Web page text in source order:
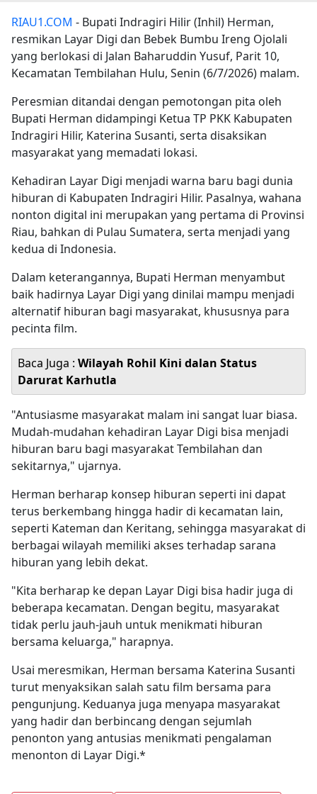
RIAU1.COM - Bupati Indragiri Hilir (Inhil) Herman,
resmikan Layar Digi dan Bebek Bumbu Ireng Ojolali
yang berlokasi di Jalan Baharuddin Yusuf, Parit 10,
Kecamatan Tembilahan Hulu, Senin (6/7/2026) malam.
Peresmian ditandai dengan pemotongan pita oleh
Bupati Herman didampingi Ketua TP PKK Kabupaten
Indragiri Hilir, Katerina Susanti, serta disaksikan
masyarakat yang memadati lokasi.
Kehadiran Layar Digi menjadi warna baru bagi dunia
hiburan di Kabupaten Indragiri Hilir. Pasalnya, wahana
nonton digital ini merupakan yang pertama di Provinsi
Riau, bahkan di Pulau Sumatera, serta menjadi yang
kedua di Indonesia.
Dalam keterangannya, Bupati Herman menyambut
baik hadirnya Layar Digi yang dinilai mampu menjadi
alternatif hiburan bagi masyarakat, khususnya para
pecinta film.
Baca Juga : Wilayah Rohil Kini dalan Status
Darurat Karhutla
"Antusiasme masyarakat malam ini sangat luar biasa.
Mudah-mudahan kehadiran Layar Digi bisa menjadi
hiburan baru bagi masyarakat Tembilahan dan
sekitarnya," ujarnya.
Herman berharap konsep hiburan seperti ini dapat
terus berkembang hingga hadir di kecamatan lain,
seperti Kateman dan Keritang, sehingga masyarakat di
berbagai wilayah memiliki akses terhadap sarana
hiburan yang lebih dekat.
"Kita berharap ke depan Layar Digi bisa hadir juga di
beberapa kecamatan. Dengan begitu, masyarakat
tidak perlu jauh-jauh untuk menikmati hiburan
bersama keluarga," harapnya.
Usai meresmikan, Herman bersama Katerina Susanti
turut menyaksikan salah satu film bersama para
pengunjung. Keduanya juga menyapa masyarakat
yang hadir dan berbincang dengan sejumlah
penonton yang antusias menikmati pengalaman
menonton di Layar Digi.*